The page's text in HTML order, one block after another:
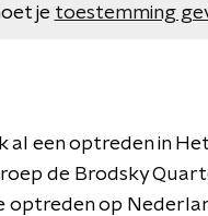
je toestemming
een optreden in
de Brodsky
optreden op